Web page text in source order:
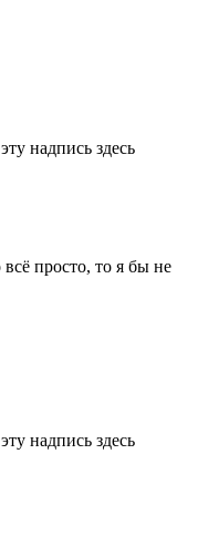
надпись здесь
просто, то я бы не
надпись здесь